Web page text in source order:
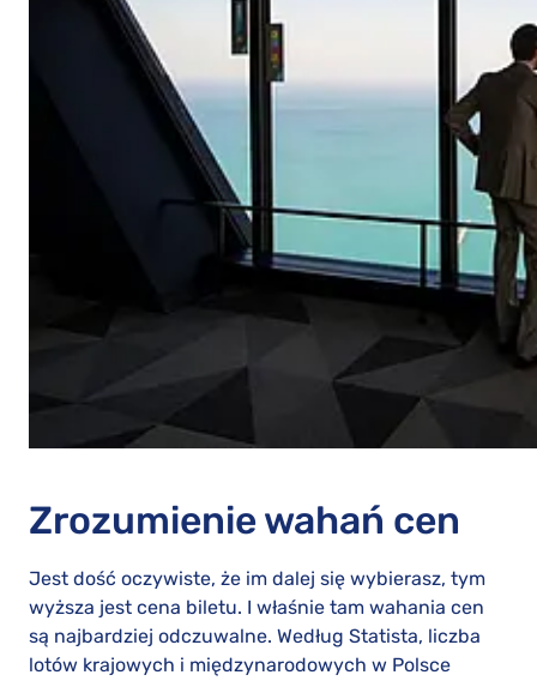
Zrozumienie wahań cen
Jest dość oczywiste, że im dalej się wybierasz, tym
wyższa jest cena biletu. I właśnie tam wahania cen
są najbardziej odczuwalne. Według Statista, liczba
lotów krajowych i międzynarodowych w Polsce